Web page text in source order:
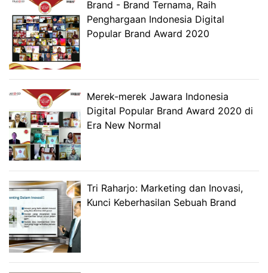
Brand - Brand Ternama, Raih
Penghargaan Indonesia Digital
Popular Brand Award 2020
Merek-merek Jawara Indonesia
Digital Popular Brand Award 2020 di
Era New Normal
Tri Raharjo: Marketing dan Inovasi,
Kunci Keberhasilan Sebuah Brand